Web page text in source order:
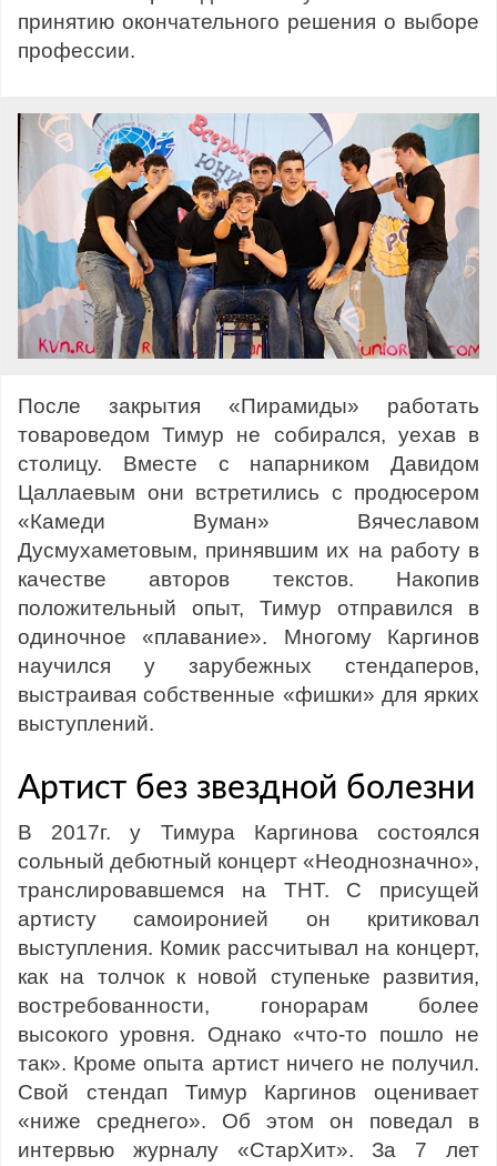
принятию окончательного решения о выборе
профессии.
После закрытия «Пирамиды» работать
товароведом Тимур не собирался, уехав в
столицу. Вместе с напарником Давидом
Цаллаевым они встретились с продюсером
«Камеди Вуман» Вячеславом
Дусмухаметовым, принявшим их на работу в
качестве авторов текстов. Накопив
положительный опыт, Тимур отправился в
одиночное «плавание». Многому Каргинов
научился у зарубежных стендаперов,
выстраивая собственные «фишки» для ярких
выступлений.
Артист без звездной болезни
В 2017г. у Тимура Каргинова состоялся
сольный дебютный концерт «Неоднозначно»,
транслировавшемся на ТНТ. С присущей
артисту самоиронией он критиковал
выступления. Комик рассчитывал на концерт,
как на толчок к новой ступеньке развития,
востребованности, гонорарам более
высокого уровня. Однако «что-то пошло не
так». Кроме опыта артист ничего не получил.
Свой стендап Тимур Каргинов оценивает
«ниже среднего». Об этом он поведал в
интервью журналу «СтарХит». За 7 лет